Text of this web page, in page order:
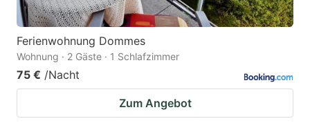
Ferienwohnung Dommes
Wohnung · 2 Gäste · 1 Schlafzimmer
75 € /Nacht
Zum Angebot